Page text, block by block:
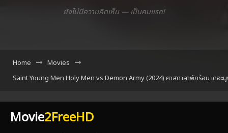
ยังไม่มีความคิดเห็น — เป็นคนแรก!
Home
Movies
Saint Young Men Holy Men vs Demon Army (2024) ศาสดาลาพักร้อน เดอะ
Movie2FreeHD